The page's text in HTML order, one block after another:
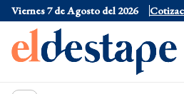
Viernes 7 de Agosto del 2026
Dólar Oficial $1520